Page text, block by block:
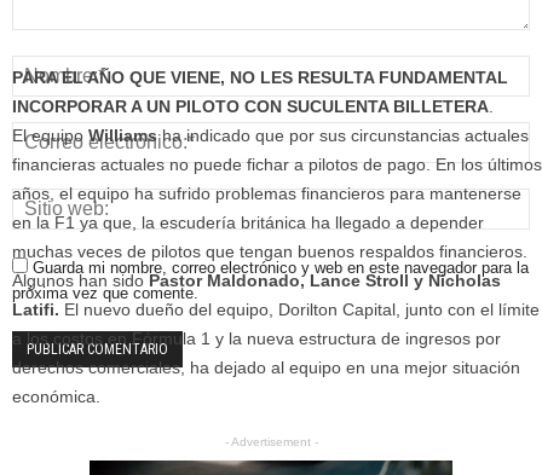
PARA EL AÑO QUE VIENE, NO LES RESULTA FUNDAMENTAL
INCORPORAR A UN PILOTO CON SUCULENTA BILLETERA
El equipo Williamsha indicado que por sus circunstancias actuales
financieras actuales no puede fichar a pilotos de pago. En los últimos
años, el equipo ha sufrido problemas financieros para mantenerse
en la F1 ya que, la escudería británica ha llegado a depender
muchas veces de pilotos que tengan buenos respaldos financieros.
Algunos han sido Pastor Maldonado, Lance Stroll y Nicholas
Latifi. El nuevo dueño del equipo, Dorilton Capital, junto con el límite
a los costos en Fórmula 1 y la nueva estructura de ingresos por
derechos comerciales, ha dejado al equipo en una mejor situación
económica.
Guarda mi nombre, correo electrónico y web en este navegador para la
próxima vez que comente.
- Advertisement -